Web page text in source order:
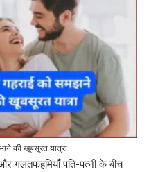
की खूबसूरत यात्रा
गलतफहमियाँ पति-पत्नी के बीच